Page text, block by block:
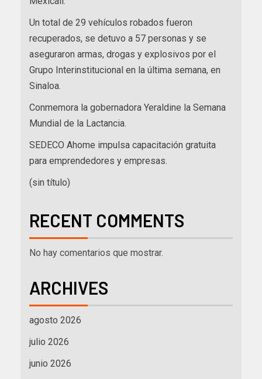
Un total de 29 vehículos robados fueron
recuperados, se detuvo a 57 personas y se
aseguraron armas, drogas y explosivos por el
Grupo Interinstitucional en la última semana, en
Sinaloa.
Conmemora la gobernadora Yeraldine la Semana
Mundial de la Lactancia.
SEDECO Ahome impulsa capacitación gratuita
para emprendedores y empresas.
(sin título)
RECENT COMMENTS
No hay comentarios que mostrar.
ARCHIVES
agosto 2026
julio 2026
junio 2026